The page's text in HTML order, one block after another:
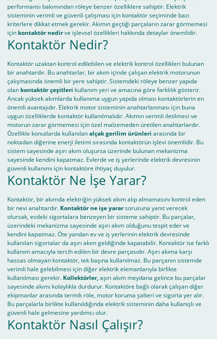
performansı bakımından röleye benzer özelliklere sahiptir. Elektrik
sisteminin verimli ve güvenli çalışması için kontaktör seçiminde bazı
kriterlere dikkat etmek gerekir. Akımın geçtiği parçaların zarar görmemesi
için kontaktör nedirve işlevsel özellikleri hakkında detaylar önemlidir.
Kontaktör Nedir?
Kontaktör uzaktan kontrol edilebilen ve elektrik kontrol özellikleri bulunan
bir anahtardır. Bu anahtarlar, bir akım içinde çalışan elektrik motorunun
çalışmasında önemli bir yere sahiptir. Sistemdeki röleye benzer yapıda
olan kontaktör çeşitleri kullanım yeri ve amacına göre farklılık gösterir.
Ancak yüksek akımlarda kullanıma uygun yapıda olması kontaktörlerin en
önemli avantajıdır. Elektrik motor sisteminin anahtarlanması için buna
uygun özelliklerde kontaktör kullanılmalıdır. Akımın verimli iletilmesi ve
motorun zarar görmemesi için özel malzemeden üretilen anahtarlardır.
Özellikle konutlarda kullanılanalçak gerilim ürünleri arasında bir
noktadan diğerine enerji iletimi sırasında kontaktörün işlevi önemlidir. Bu
sistem sayesinde aşırı akım oluşursa üzerinde bulunan mekanizma
sayesinde kendini kapatmaz. Evlerde ve iş yerlerinde elektrik devresinin
güvenli kullanımı için kontaktöre ihtiyaç duyulur.
Kontaktör Ne İşe Yarar?
Kontaktör, bir akımda elektriğin yüksek akım alıp almamasını kontrol eden
bir nevi anahtardır. Kontaktör ne işe yararsorusuna yanıt verecek
olursak, evdeki sigortalara benzeyen bir sisteme sahiptir. Bu parçalar,
üzerindeki mekanizma sayesinde aşırı akım olduğunu tespit eder ve
kendini kapatmaz. Öte yandan ev ve iş yerlerinin elektrik devresinde
kullanılan sigortalar da aşırı akım geldiğinde kapatabilir. Kontaktör ise farklı
kullanım amacıyla tercih edilen bir devre parçasıdır. Aşırı akıma karşı
hassas olmayan kontaktör, tek başına kullanılmaz. Bu parçanın sistemde
verimli hale gelebilmesi için diğer elektrik elemanlarıyla birlikte
kullanılması gerekir. Kollektörler,aşırı akım meydana gelince bu parçalar
sayesinde akımı kolaylıkla durdurur. Kontaktöre bağlı olarak çalışan diğer
ekipmanlar arasında termik röle, motor koruma şalteri ve sigorta yer alır.
Bu parçalarla birlikte kullanıldığında elektrik sisteminin daha kullanışlı ve
güvenli hale gelmesine yardımcı olur.
Kontaktör Nasıl Çalışır?